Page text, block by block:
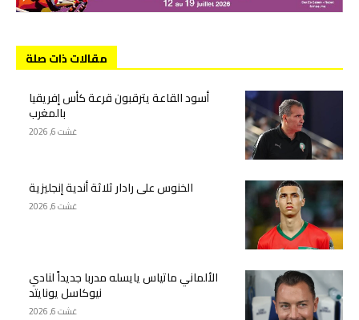
مقالات ذات صلة
أسود القاعة يترقبون قرعة كأس إفريقيا
بالمغرب
غشت 6, 2026
الخنوس على رادار ثلاثة أندية إنجليزية
غشت 6, 2026
الألماني ماتياس يايسله مدربا جديداً لنادي
نيوكاسل يونايتد
غشت 6, 2026